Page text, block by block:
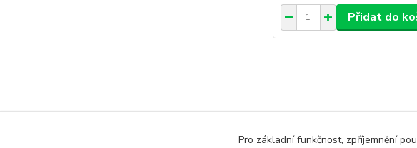
Přidat do
Zboží zařazeno v
Pro základní funkčnost, zpříjemnění